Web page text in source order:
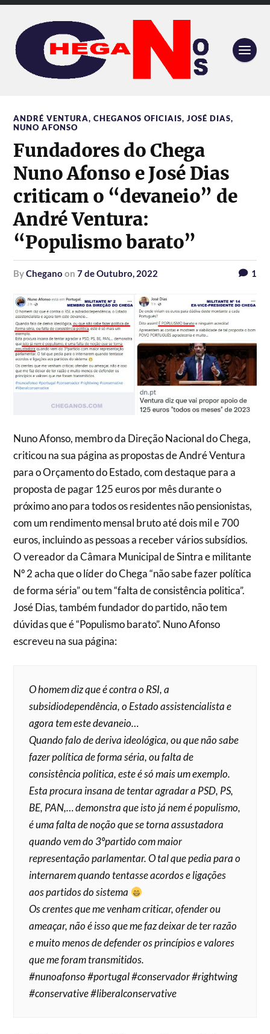
ANDRÉ VENTURA,CHEGANOS OFICIAIS,JOSÉ DIAS,
NUNO AFONSO
Fundadores do Chega
Nuno Afonso e José Dias
criticam o “devaneio” de
André Ventura:
“Populismo barato”
byChegano on7 de Outubro, 2022 1
Nuno Afonso, membro da Direção Nacional do Chega,
criticou na sua página as propostas de André Ventura
para o Orçamento do Estado, com destaque para a
proposta de pagar 125 euros por mês durante o
próximo ano para todos os residentes não pensionistas,
com um rendimento mensal bruto até dois mil e 700
euros, incluindo as pessoas a receber vários subsídios.
O vereador da Câmara Municipal de Sintra e militante
Nº 2 acha que o líder do Chega “não sabe fazer política
de forma séria” ou tem “falta de consistência politica”.
José Dias, também fundador do partido, não tem
dúvidas que é “Populismo barato”. Nuno Afonso
escreveu na sua página:
O homem diz que é contra o RSI, a
subsidiodependência, o Estado assistencialista e
agora tem este devaneio…
Quando falo de deriva ideológica, ou que não sabe
fazer política de forma séria, ou falta de
consistência politica, este é só mais um exemplo.
Esta procura insana de tentar agradar a PSD, PS,
BE, PAN,… demonstra que isto já nem é populismo,
é uma falta de noção que se torna assustadora
quando vem do 3ºpartido com maior
representação parlamentar. O tal que pedia para o
internarem quando tentasse acordos e ligações
aos partidos do sistema
Os crentes que me venham criticar, ofender ou
ameaçar, não é isso que me faz deixar de ter razão
e muito menos de defender os princípios e valores
que me foram transmitidos.
#nunoafonso #portugal #conservador #rightwing
#conservative #liberalconservative